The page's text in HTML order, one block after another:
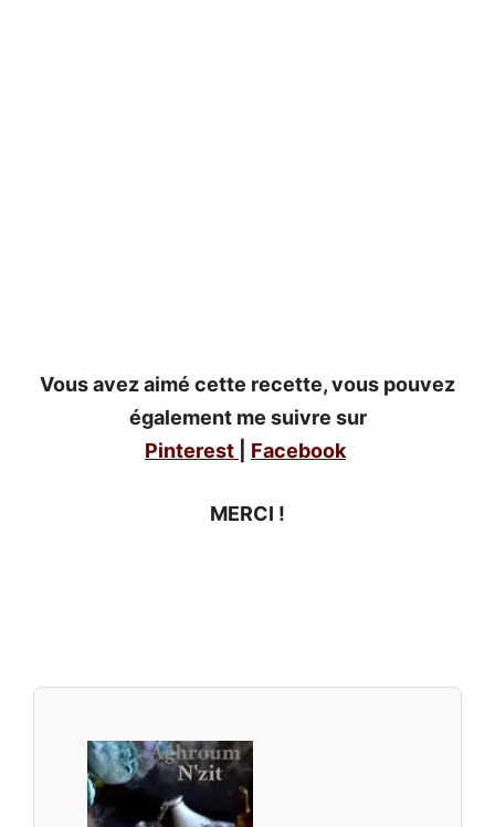
Vous avez aimé cette recette, vous pouvez
également me suivre sur
Pinterest
Facebook
MERCI !